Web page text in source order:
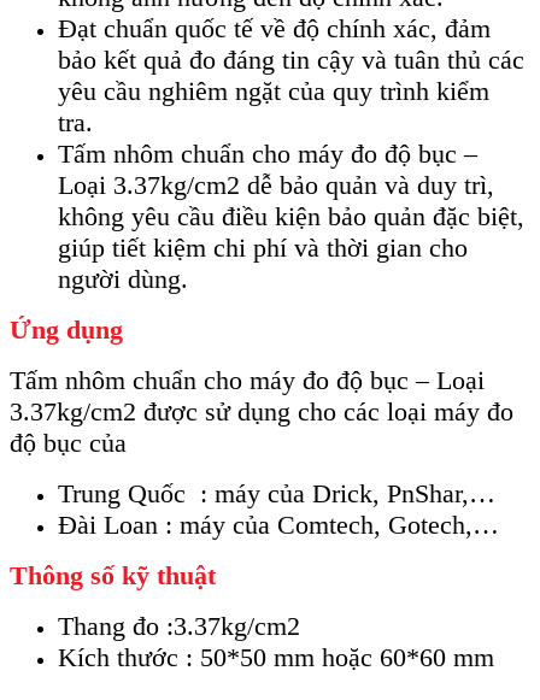
Đạt chuẩn quốc tế về độ chính xác, đảm
bảo kết quả đo đáng tin cậy và tuân thủ các
yêu cầu nghiêm ngặt của quy trình kiểm
tra.
Tấm nhôm chuẩn cho máy đo độ bục –
Loại 3.37kg/cm2 dễ bảo quản và duy trì,
không yêu cầu điều kiện bảo quản đặc biệt,
giúp tiết kiệm chi phí và thời gian cho
người dùng.
Ứng dụng
Tấm nhôm chuẩn cho máy đo độ bục – Loại
3.37kg/cm2 được sử dụng cho các loại máy đo
độ bục của
Trung Quốc : máy của Drick, PnShar,…
Đài Loan : máy của Comtech, Gotech,…
Thông số kỹ thuật
Thang đo :3.37kg/cm2
Kích thước : 50*50 mm hoặc 60*60 mm